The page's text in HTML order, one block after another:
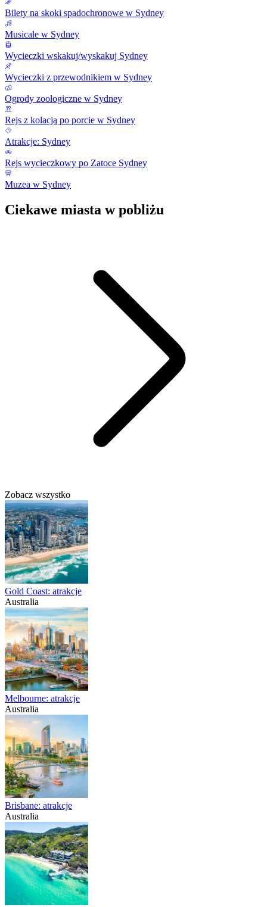
Bilety na skoki spadochronowe w Sydney
Musicale w Sydney
Wycieczki wskakuj/wyskakuj Sydney
Wycieczki z przewodnikiem w Sydney
Ogrody zoologiczne w Sydney
Rejs z kolacją po porcie w Sydney
Atrakcje: Sydney
Rejs wycieczkowy po Zatoce Sydney
Muzea w Sydney
Ciekawe miasta w pobliżu
Zobacz wszystko
Gold Coast: atrakcje
Australia
Melbourne: atrakcje
Australia
Brisbane: atrakcje
Australia